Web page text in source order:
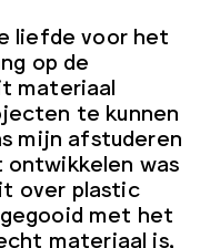
liefde voor het
op de
materiaal
te kunnen
mijn afstuderen
was
over plastic
met het
materiaal is,